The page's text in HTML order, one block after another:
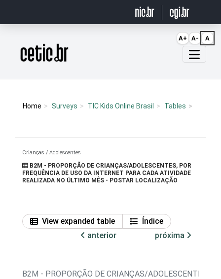
Página inicial
Home Surveys TIC Kids Online Brasil Tables
Crianças / Adolescentes
B2M - PROPORÇÃO DE CRIANÇAS/ADOLESCENTES, POR
FREQUÊNCIA DE USO DA INTERNET PARA CADA ATIVIDADE
REALIZADA NO ÚLTIMO MÊS - POSTAR LOCALIZAÇÃO
View expanded table
Índice
anterior
próxima
B2M - PROPORÇÃO DE CRIANÇAS/ADOLESCENTES,
A+ A- A